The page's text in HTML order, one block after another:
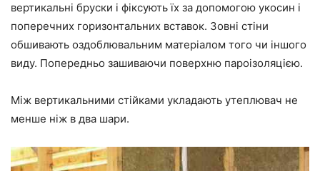
вертикальні бруски і фіксують їх за допомогою укосин і
поперечних горизонтальних вставок. Зовні стіни
обшивають оздоблювальним матеріалом того чи іншого
виду. Попередньо зашиваючи поверхню пароізоляцією.
Між вертикальними стійками укладають утеплювач не
менше ніж в два шари.